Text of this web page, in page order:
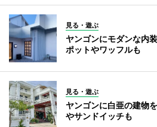
見る・遊ぶ
ヤンゴンにモダンな内
ポットやワッフルも
見る・遊ぶ
ヤンゴンに白亜の建物
やサンドイッチも